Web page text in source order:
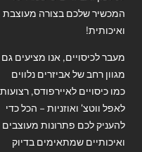
המכשיר שלכם בצורה מעוצבת
ואיכותית!
מעבר לכיסויים, אנו מציעים גם
מגוון רחב של אביזרים נלווים
כמו כיסויים לאיירפודס, רצועות
לאפל ווטצ' ואוזניות – הכל כדי
להעניק לכם פתרונות מעוצבים
ואיכותיים שמתאימים בדיוק